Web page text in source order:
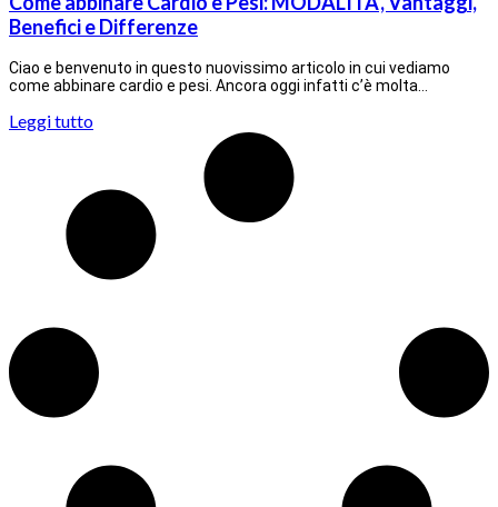
Benefici e Differenze
Ciao e benvenuto in questo nuovissimo articolo in cui vediamo
come abbinare cardio e pesi. Ancora oggi infatti c’è molta…
Leggi tutto